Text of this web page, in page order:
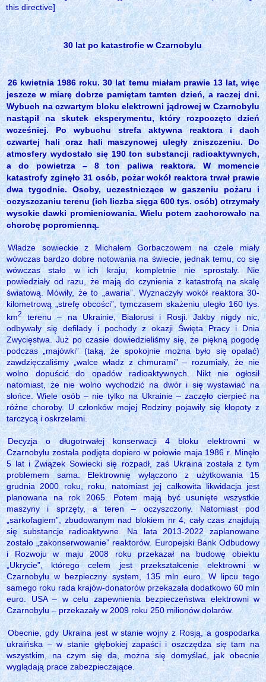
this directive]
30 lat po katastrofie w Czarnobylu
26 kwietnia 1986 roku. 30 lat temu miałam prawie 13 lat, więc
jeszcze w miarę dobrze pamiętam tamten dzień, a raczej dni.
Wybuch na czwartym bloku elektrowni jądrowej w Czarnobylu
nastąpił na skutek eksperymentu, który rozpoczęto dzień
wcześniej. Po wybuchu strefa aktywna reaktora i dach
czwartej hali oraz hali maszynowej uległy zniszczeniu. Do
atmosfery wydostało się 190 ton substancji radioaktywnych,
a do powietrza – 8 ton paliwa reaktora. W momencie
katastrofy zginęło 31 osób, pożar wokół reaktora trwał prawie
dwa tygodnie. Osoby, uczestniczące w gaszeniu pożaru i
oczyszczaniu terenu (ich liczba sięga 600 tys. osób) otrzymały
wysokie dawki promieniowania. Wielu potem zachorowało na
chorobę popromienną.
Władze sowieckie z Michałem Gorbaczowem na czele miały
wówczas bardzo dobre notowania na świecie, jednak temu, co się
wówczas stało w ich kraju, kompletnie nie sprostały. Nie
powiedziały od razu, że mają do czynienia z katastrofą na skalę
światową. Mówiły, że to „awaria”. Wyznaczyły wokół reaktora 30-
kilometrową „strefę obcości”, tymczasem skażeniu uległo 160 tys.
km2terenu – na Ukrainie, Białorusi i Rosji. Jakby nigdy nic,
odbywały się defilady i pochody z okazji Święta Pracy i Dnia
Zwycięstwa. Już po czasie dowiedzieliśmy się, że piękną pogodę
podczas „majówki” (taką, że spokojnie można było się opalać)
zawdzięczaliśmy „walce władz z chmurami” – rozumiały, że nie
wolno dopuścić do opadów radioaktywnych. Nikt nie ogłosił
natomiast, że nie wolno wychodzić na dwór i się wystawiać na
słońce. Wiele osób – nie tylko na Ukrainie – zaczęło cierpieć na
różne choroby. U członków mojej Rodziny pojawiły się kłopoty z
tarczycą i oskrzelami.
Decyzja o długotrwałej konserwacji 4 bloku elektrowni w
Czarnobylu została podjęta dopiero w połowie maja 1986 r. Minęło
5 lat i Związek Sowiecki się rozpadł, zaś Ukraina została z tym
problemem sama. Elektrownię wyłączono z użytkowania 15
grudnia 2000 roku, roku, natomiast jej całkowita likwidacja jest
planowana na rok 2065. Potem mają być usunięte wszystkie
maszyny i sprzęty, a teren – oczyszczony. Natomiast pod
„sarkofagiem”, zbudowanym nad blokiem nr 4, cały czas znajdują
się substancje radioaktywne. Na lata 2013-2022 zaplanowane
zostało „zakonserwowanie” reaktorów. Europejski Bank Odbudowy
i Rozwoju w maju 2008 roku przekazał na budowę obiektu
„Ukrycie”, którego celem jest przekształcenie elektrowni w
Czarnobylu w bezpieczny system, 135 mln euro. W lipcu tego
samego roku rada krajów-donatorów przekazała dodatkowo 60 mln
euro. USA – w celu zapewnienia bezpieczeństwa elektrowni w
Czarnobylu – przekazały w 2009 roku 250 milionów dolarów.
Obecnie, gdy Ukraina jest w stanie wojny z Rosją, a gospodarka
ukraińska – w stanie głębokiej zapaści i oszczędza się tam na
wszystkim, na czym się da, można się domyślać, jak obecnie
wyglądają prace zabezpieczające.